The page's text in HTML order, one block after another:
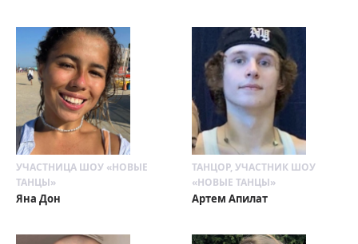
УЧАСТНИЦА ШОУ «НОВЫЕ
ТАНЦЫ»
Яна Дон
ТАНЦОР, УЧАСТНИК ШОУ
«НОВЫЕ ТАНЦЫ»
Артем Апилат